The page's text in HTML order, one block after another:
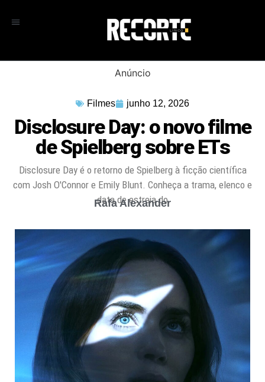
Anúncio
Filmes junho 12, 2026
Disclosure Day: o novo filme
de Spielberg sobre ETs
Disclosure Day é o retorno de Spielberg à ficção científica
com Josh O'Connor e Emily Blunt. Conheça a trama, elenco e
data de estreia do
Rafa Alexander